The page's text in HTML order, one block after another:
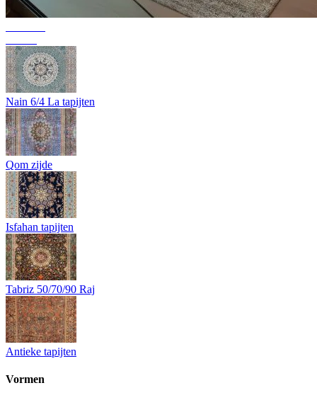
Nain 6/4 La tapijten
Qom zijde
Isfahan tapijten
Tabriz 50/70/90 Raj
Antieke tapijten
Vormen